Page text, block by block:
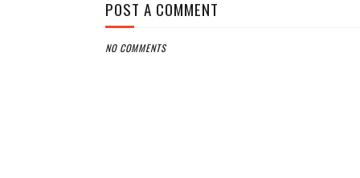
POST A COMMENT
NO COMMENTS